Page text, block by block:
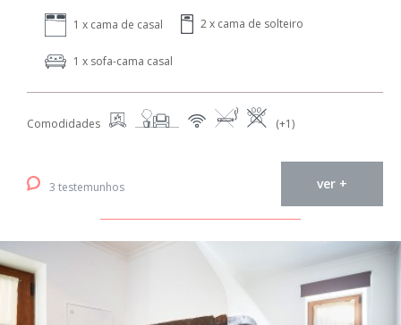
1 x cama de casal 2 x cama de solteiro
1 x sofa-cama casal
Comodidades (+1)
3 testemunhos ver +